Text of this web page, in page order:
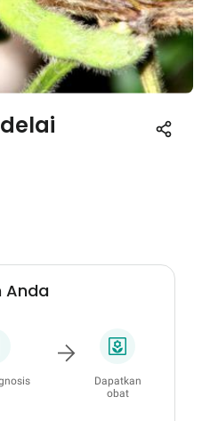
Anda
Dapatkan
obat